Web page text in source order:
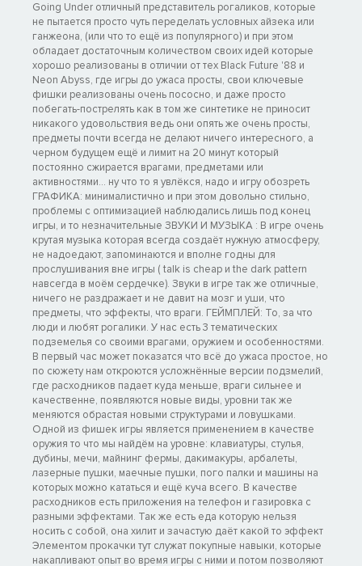
Going Under отличный представитель рогаликов, которые
не пытается просто чуть переделать условных айзека или
ганжеона, (или что то ещё из популярного) и при этом
обладает достаточным количеством своих идей которые
хорошо реализованы в отличии от тех Black Future '88 и
Neon Abyss, где игры до ужаса просты, свои ключевые
фишки реализованы очень пососно, и даже просто
побегать-пострелять как в том же синтетике не приносит
никакого удовольствия ведь они опять же очень просты,
предметы почти всегда не делают ничего интересного, а
черном будущем ещё и лимит на 20 минут который
постоянно сжирается врагами, предметами или
активностями... ну что то я увлёкся, надо и игру обозреть
ГРАФИКА: минималистично и при этом довольно стильно,
проблемы с оптимизацией наблюдались лишь под конец
игры, и то незначительные ЗВУКИ И МУЗЫКА : В игре очень
крутая музыка которая всегда создаёт нужную атмосферу,
не надоедают, запоминаются и вполне годны для
прослушивания вне игры ( talk is cheap и the dark pattern
навсегда в моём сердечке). Звуки в игре так же отличные,
ничего не раздражает и не давит на мозг и уши, что
предметы, что эффекты, что враги. ГЕЙМПЛЕЙ: То, за что
люди и любят рогалики. У нас есть 3 тематических
подземелья со своими врагами, оружием и особенностями.
В первый час может показатся что всё до ужаса простое, но
по сюжету нам откроются усложнённые версии подзмелий,
где расходников падает куда меньше, враги сильнее и
качественне, появляются новые виды, уровни так же
меняются обрастая новыми структурами и ловушками.
Одной из фишек игры является применением в качестве
оружия то что мы найдём на уровне: клавиатуры, стулья,
дубины, мечи, майнинг фермы, дакимакуры, арбалеты,
лазерные пушки, маечные пушки, пого палки и машины на
которых можно кататься и ещё куча всего. В качестве
расходников есть приложения на телефон и газировка с
разными эффектами. Так же есть еда которую нельзя
носить с собой, она хилит и зачастую даёт какой то эффект
Элементом прокачки тут служат покупные навыки, которые
накапливают опыт во время игры с ними и потом позволяют